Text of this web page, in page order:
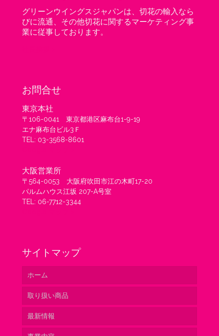
グリーンウイングスジャパンは、切花の輸入なら
びに流通、その他切花に関するマーケティング事
業に従事しております。
お問合せ
東京本社
〒106-0041 東京都港区麻布台1-9-19
エナ麻布台ビル3Ｆ
TEL: 03-3568-8601
大阪営業所
〒564-0053 大阪府吹田市江の木町17-20
パルムハウス江坂 207-A号室
TEL: 06-7712-3344
サイトマップ
ホーム
取り扱い商品
ベトナム
最新情報